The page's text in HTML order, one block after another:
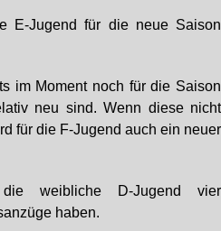
E-Jugend für die neue Saison
im Moment noch für die Saison
neu sind. Wenn diese nicht
für die F-Jugend auch ein neuer
weibliche D-Jugend vier
haben.